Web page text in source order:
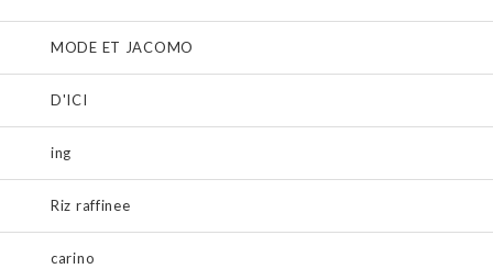
MODE ET JACOMO
D'ICI
ing
Riz raffinee
carino